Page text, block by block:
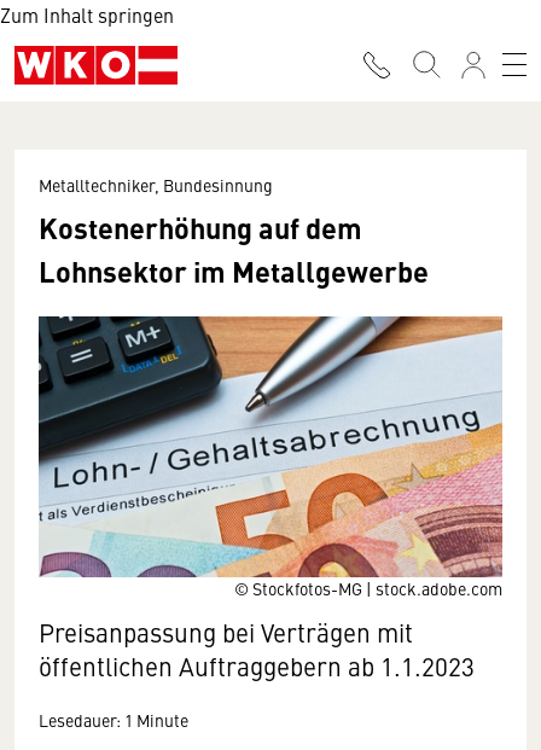
Zum Inhalt springen
© Stockfotos-MG | stock.adobe.com
Metalltechniker, Bundesinnung
Kostenerhöhung auf dem
Lohnsektor im Metallgewerbe
Preisanpassung bei Verträgen mit
öffentlichen Auftraggebern ab 1.1.2023
Lesedauer: 1 Minute